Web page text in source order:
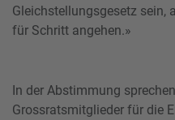
Gleichstellungsgesetz sein,
für Schritt angehen.»
In der Abstimmung
Grossratsmitglieder für die